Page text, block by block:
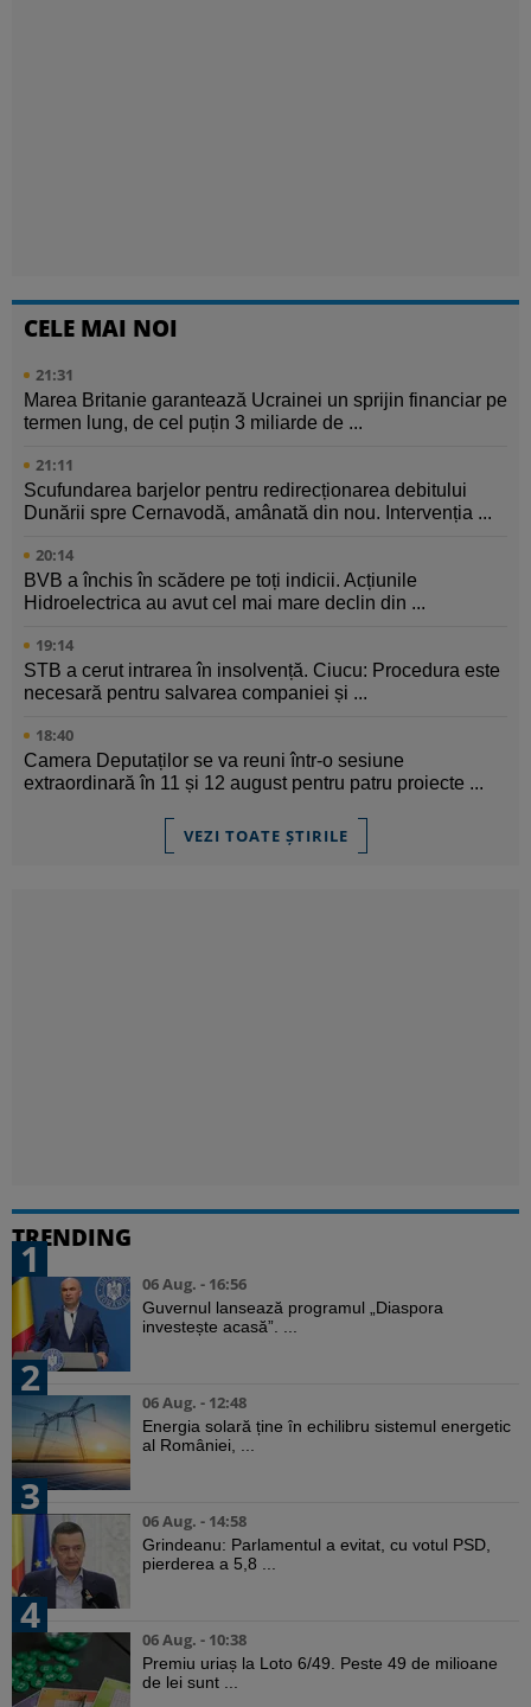
CELE MAI NOI
21:31
Marea Britanie garantează Ucrainei un sprijin financiar pe
termen lung, de cel puțin 3 miliarde de ...
21:11
Scufundarea barjelor pentru redirecționarea debitului
Dunării spre Cernavodă, amânată din nou. Intervenția ...
20:14
BVB a închis în scădere pe toți indicii. Acțiunile
Hidroelectrica au avut cel mai mare declin din ...
19:14
STB a cerut intrarea în insolvență. Ciucu: Procedura este
necesară pentru salvarea companiei și ...
18:40
Camera Deputaților se va reuni într-o sesiune
extraordinară în 11 și 12 august pentru patru proiecte ...
VEZI TOATE ȘTIRILE
TRENDING
1
06 Aug. - 16:56
Guvernul lansează programul „Diaspora
investește acasă”. ...
2
06 Aug. - 12:48
Energia solară ține în echilibru sistemul energetic
al României, ...
3
06 Aug. - 14:58
Grindeanu: Parlamentul a evitat, cu votul PSD,
pierderea a 5,8 ...
4
06 Aug. - 10:38
Premiu uriaș la Loto 6/49. Peste 49 de milioane
de lei sunt ...